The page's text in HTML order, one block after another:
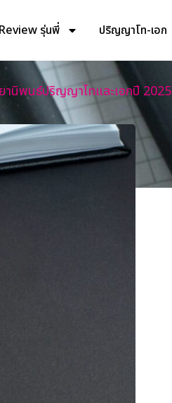
Review รุ่นพี่ ปริญญาโท-เอก
นิพนธ์ปริญญาโทและเอกปี 2025